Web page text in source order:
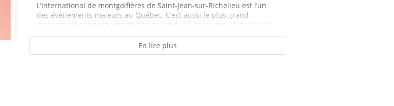
L’International de montgolfières de Saint-Jean-sur-Richelieu est l’un
des événements majeurs au Québec. C’est aussi le plus grand
rassemblement de montgolfières au pays. Au cours des 40 dernières...
En lire plus